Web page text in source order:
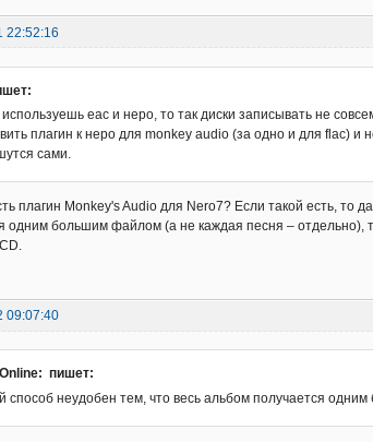
22:52:16
еас и неро, то так диски записывать не
плагин к неро для monkey audio (за одно и для flac) и
сами.
плагин Monkey's Audio для Nero7? Если такой есть, то
одним большим файлом (а не каждая песня – отдельно),
09:07:40
пишет:
способ неудобен тем, что весь альбом получается